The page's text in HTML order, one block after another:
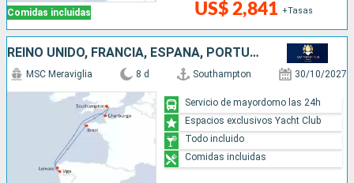
Comidas incluidas US$ 2,841 +Tasas
REINO UNIDO, FRANCIA, ESPAÑA, PORTUGAL
MSC Meraviglia 8 d Southampton 30/10/2027
Servicio de mayordomo las 24h
Espacios exclusivos Yacht Club
Todo incluido
Comidas incluidas